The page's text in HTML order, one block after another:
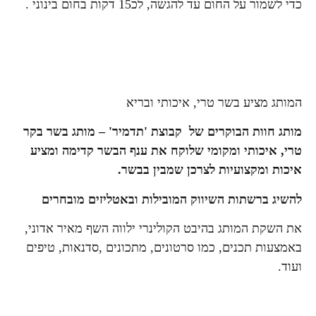
כדי לשמור על החום עד להגשה, לכ15 דקות בחום בינוני .
המותג מציע בשר טרי, איכותי ובריא
מותג חוות הבוקרים של קבוצת 'תדמיר' – מותג בשר בקר
טרי, איכותי ומקומי שלוקח את ענף הבשר קדימה ומציע
איכות ומקצועיות לצרכן שמבין בבשר.
להשיג ברשתות השיווק המובילות ובאטליזים מובחרים
את השקת המותג בהיבט הקולינרי ילווה השף מאיר אדוני,
באמצעות תכנים, כמו סרטונים, מתכונים ,סדנאות, טיפים
ועוד.